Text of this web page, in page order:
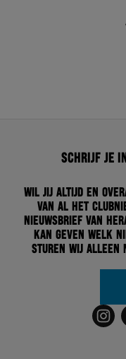
Schrijf je
Wil jij altijd en
van al het
nieuwsbrief van
kan geven welk
sturen wij alleen